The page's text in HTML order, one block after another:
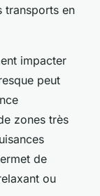
transports en
impacter
peut
zones très
de
ou